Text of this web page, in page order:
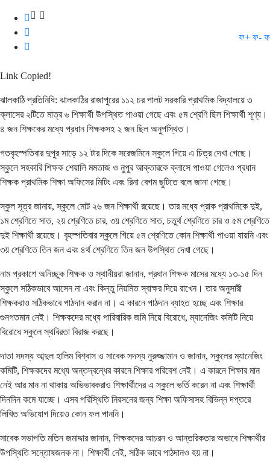
ফ+ ফ- ফ
Link Copied!
ঝালকাঠি প্রতিনিধি: ঝালকাঠির রাজাপুরের ১১২ চর পালট সরকারি প্রাথমিক বিদ্যালয়ে ৩
ক্লাসের ২টিতে মাত্র ৬ শিক্ষার্থী উপস্থিত পাওয়া গেছে এবং ৫ম শ্রেণি ছিল শিক্ষার্থী শূণ্য।
৪ জন শিক্ষকের মধ্যে প্রধান শিক্ষকসহ ২ জন ছিল অনুপস্থিত।
গতবৃহস্পতিবার দুপুর সাড়ে ১২ টার দিকে সরেজমিনে স্কুলে গিয়ে এ চিত্র দেখা গেছে।
স্কুলে সহকারি শিক্ষক শেয়ালি মমতাজ ও নুপুর আক্তারকে ক্লাসে পাওয়া গেলেও প্রধান
শিক্ষক প্রাথমিক শিক্ষা অফিসের মিটিং এবং রিনা বেগম ছুটিতে বলে জানা গেছে।
স্কুল সূত্র জানায়, স্কুলে মোট ২৬ জন শিক্ষার্থী রয়েছে। তার মধ্যে প্রাক প্রাথমিকে দুই,
১ম শ্রেণিতে সাত, ২য় শ্রেণিতে চার, ৩য় শ্রেণিতে সাত, চতুর্থ শ্রেণিতে চার ও ৫ম শ্রেণিতে
দুই শিক্ষার্থী রয়েছে। বৃহস্পতিবার স্কুলে গিয়ে ৫ম শ্রেণিতে কোন শিক্ষার্থী পাওয়া যায়নি এবং
৩য় শ্রেণিতে তিন জন এবং ৪র্থ শ্রেণিতে তিন জন উপস্থিত দেখা গেছে।
নাম প্রকাশে অনিচ্ছুক শিক্ষক ও স্থানীয়রা জানান, প্রধান শিক্ষক মাসের মধ্যে ১৩-১৫ দিন
স্কুলে সঠিকভাবে আসেন না এবং কিন্তু নিয়মিত স্বাক্ষর দিয়ে রাখেন। তার অনুসারী
শিক্ষকরাও সঠিকভাবে পাঠদান করান না। এ কারনে পাঠদান ব্যাহত হচ্ছে এবং শিক্ষার
গুনগতমান নেই। শিক্ষকদের মধ্যে পারিবারিক জমি নিয়ে বিরোধে, ম্যানেজিং কমিটি নিয়ে
বিরোধে স্কুলে স্থবিরতা বিরাজ করছে।
দাতা সদস্য আব্দুল হালিম বিশ্বাস ও সাবেক সদস্য নুরুজ্জামান ও জানান, স্কুলের ম্যানেজিং
কমিটি, শিক্ষকদের মধ্যে অন্তদ্বন্ধের কারনে শিক্ষার পরিবেশ নেই। এ কারনে শিক্ষার মান
নেই আর মান না থাকায় অভিভাবকরাও শিক্ষার্থীদের এ স্কুলে ভর্তি করেন না এবং শিক্ষার্থী
দিনদিন কমে যাচ্ছে। এসব পরিস্থিতি নিরসনের জন্য শিক্ষা অফিসাসহ বিভিন্ন দপ্তরে
লিখিত অভিযোগ দিয়েও কোন ফল পাননি।
সাবেক সভাপতি মতিন জমাদ্দার জানান, শিক্ষকদের আচরন ও আন্তরিকতার অভাবে শিক্ষার্থীর
উপস্থিতি সন্তোষজনক না। শিক্ষার্থী নেই, সঠিক ভাবে পাঠদানও হয় না।